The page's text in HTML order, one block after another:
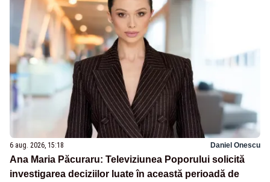
6 aug. 2026, 15:18 Daniel Onescu
Ana Maria Păcuraru: Televiziunea Poporului solicită
investigarea deciziilor luate în această perioadă de